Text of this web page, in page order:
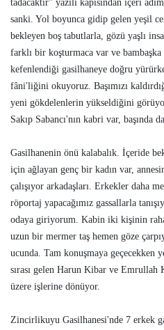
tadacaktır" yazılı kapısından içeri
sanki. Yol boyunca gidip gelen yeşil
bekleyen boş tabutlarla, gözü yaşlı
farklı bir koşturmaca var ve
kefenlendiği gasilhaneye doğru
fâni'liğini okuyoruz. Başımızı
yeni gökdelenlerin yükseldiğini
Sakıp Sabancı'nın kabri var, başında
Gasilhanenin önü kalabalık. İçeride
için ağlayan genç bir kadın var,
çalışıyor arkadaşları. Erkekler daha
röportaj yapacağımız gassallarla
odaya giriyorum. Kabin iki kişinin
uzun bir mermer taş hemen göze
ucunda. Tam konuşmaya geçecekken
sırası gelen Harun Kibar ve Emrullah
üzere işlerine dönüyor.
Zincirlikuyu Gasilhanesi'nde 7 erkek